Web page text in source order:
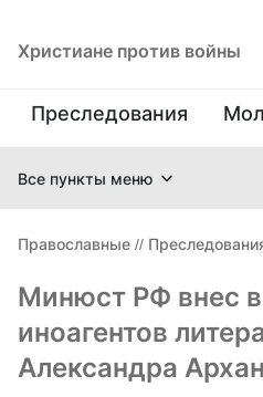
Христиане против войны
Преследования
Все пункты меню
Православные //
Минюст РФ внес
иноагентов
Александра